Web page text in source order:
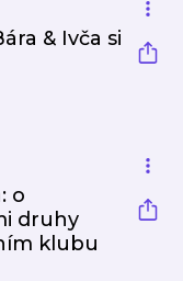
& Ivča si
o
druhy
klubu